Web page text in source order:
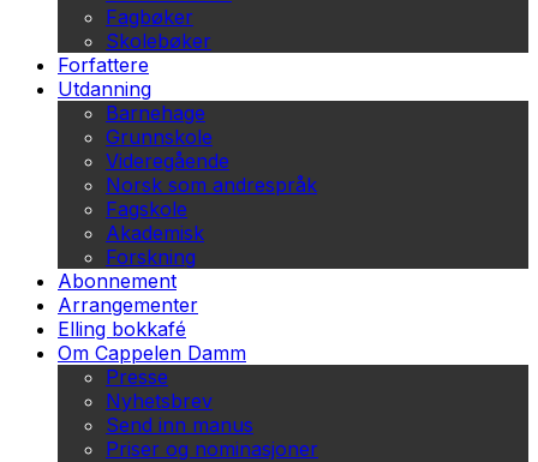
Fagbøker
Skolebøker
Forfattere
Utdanning
Barnehage
Grunnskole
Videregående
Norsk som andrespråk
Fagskole
Akademisk
Forskning
Abonnement
Arrangementer
Elling bokkafé
Om Cappelen Damm
Presse
Nyhetsbrev
Send inn manus
Priser og nominasjoner